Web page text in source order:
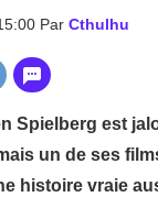
Par Cthulhu
Spielberg est
un de ses
histoire vraie